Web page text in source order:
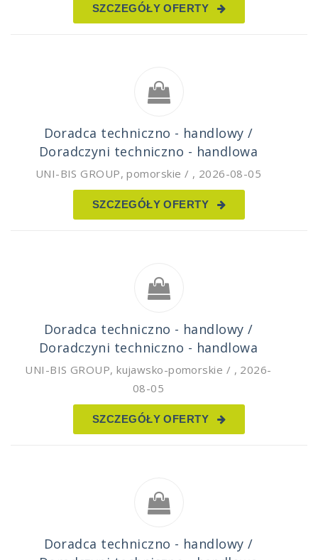
SZCZEGÓŁY OFERTY
Doradca techniczno - handlowy /
Doradczyni techniczno - handlowa
UNI-BIS GROUP,pomorskie / , 2026-08-05
SZCZEGÓŁY OFERTY
Doradca techniczno - handlowy /
Doradczyni techniczno - handlowa
UNI-BIS GROUP,kujawsko-pomorskie / , 2026-
08-05
SZCZEGÓŁY OFERTY
Doradca techniczno - handlowy /